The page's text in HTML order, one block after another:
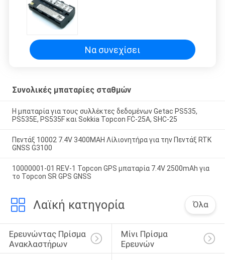
Να συνεχίσει
Συνολικές μπαταρίες σταθμών
Η μπαταρία για τους συλλέκτες δεδομένων Getac PS535,
PS535E, PS535F και Sokkia Topcon FC-25A, SHC-25
Πεντάξ 10002 7.4V 3400MAH Λίλιονητήρα για την Πεντάξ RTK
GNSS G3100
10000001-01 REV-1 Topcon GPS μπαταρία 7.4V 2500mAh για
το Topcon SR GPS GNSS
Λαϊκή κατηγορία Όλα
Ερευνώντας Πρίσμα
Ανακλαστήρων
Μίνι Πρίσμα
Ερευνών